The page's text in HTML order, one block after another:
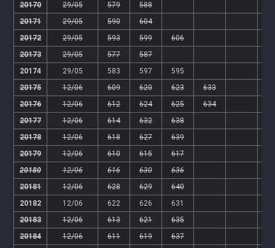
20170
29/05 579
588
20171
29/05 590
604
20172
29/05 593 599
606
20173
29/05 577
587
20174
29/05 583 597
595
20175
12/06 609 620 623
633
20176
12/06 612 624 625
634
20177
12/06 614 632
638
20178
12/06 618 627
639
20179
12/06 610 615
617
20180
12/06 616 630
636
20181
12/06 628 629
640
20182
12/06 622 626
631
20183
12/06 613 621
635
20184
12/06 611 619
637